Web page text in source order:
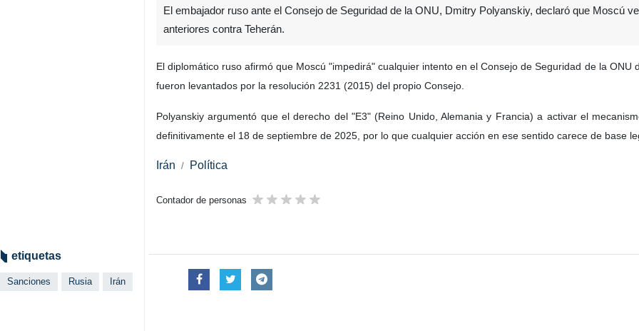
El embajador ruso ante el Consejo de Seguridad de la ONU, Dmitry Polyanskiy, declaró que Moscú
anteriores contra Teherán.
El diplomático ruso afirmó que Moscú "impedirá" cualquier intento en el Consejo de Seguridad de la
fueron levantados por la resolución 2231 (2015) del propio Consejo.
Polyanskiy argumentó que el derecho del "E3" (Reino Unido, Alemania y Francia) a activar el
definitivamente el 18 de septiembre de 2025, por lo que cualquier acción en ese sentido carece de base
Irán Política
Contador de personas
etiquetas
Sanciones Rusia Irán